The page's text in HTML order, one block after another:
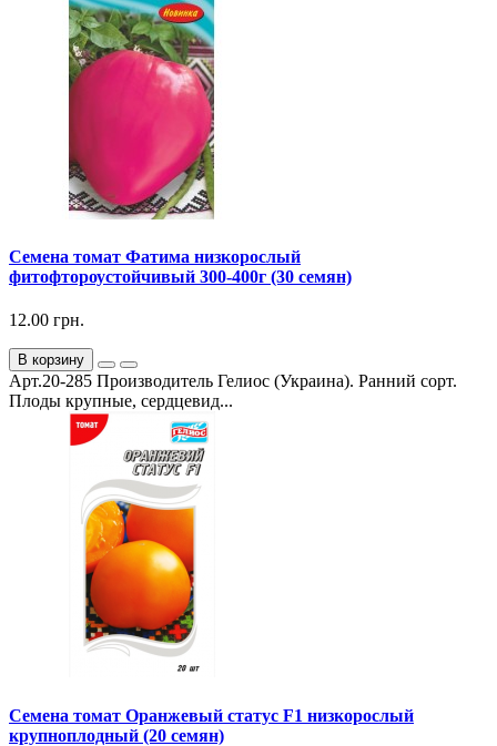
Семена томат Фатима низкорослый
фитофтороустойчивый 300-400г (30 семян)
12.00 грн.
В корзину
Арт.20-285 Производитель Гелиос (Украина). Ранний сорт.
Плоды крупные, сердцевид...
Семена томат Оранжевый статус F1 низкорослый
крупноплодный (20 семян)